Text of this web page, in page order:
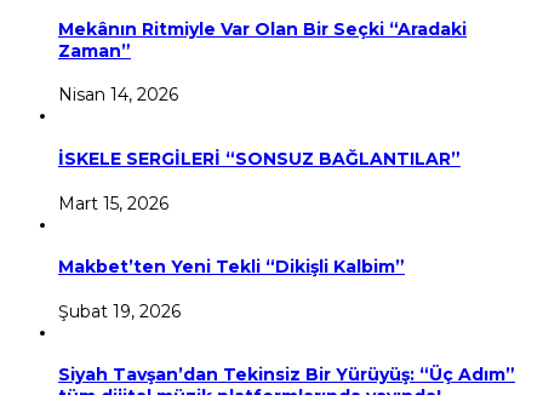
Mekânın Ritmiyle Var Olan Bir Seçki “Aradaki
Zaman”
Nisan 14, 2026
İSKELE SERGİLERİ “SONSUZ BAĞLANTILAR”
Mart 15, 2026
Makbet’ten Yeni Tekli “Dikişli Kalbim”
Şubat 19, 2026
Siyah Tavşan’dan Tekinsiz Bir Yürüyüş: “Üç Adım”